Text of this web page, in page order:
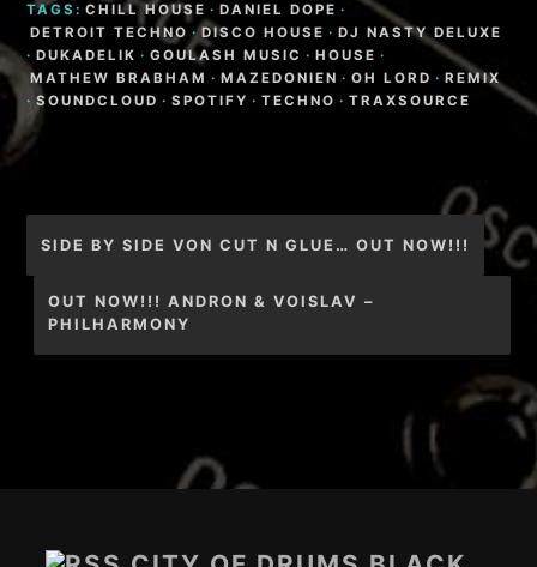
TAGS: CHILL HOUSE · DANIEL DOPE ·
DETROIT TECHNO · DISCO HOUSE · DJ NASTY DELUXE
· DUKADELIK · GOULASH MUSIC · HOUSE ·
MATHEW BRABHAM · MAZEDONIEN · OH LORD · REMIX
· SOUNDCLOUD · SPOTIFY · TECHNO · TRAXSOURCE
SIDE BY SIDE VON CUT N GLUE… OUT NOW!!!
OUT NOW!!! ANDRON & VOISLAV –
PHILHARMONY